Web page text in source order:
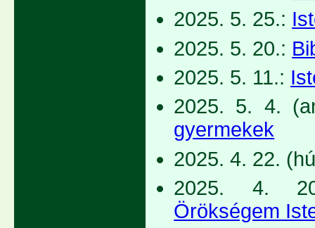
2025. 5. 25.:
2025. 5. 20.:
2025. 5. 11.:
2025. 5. 4.
gyermekek
2025. 4. 22.
2025. 4.
Örökségem